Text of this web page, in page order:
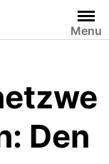
Menu
Den